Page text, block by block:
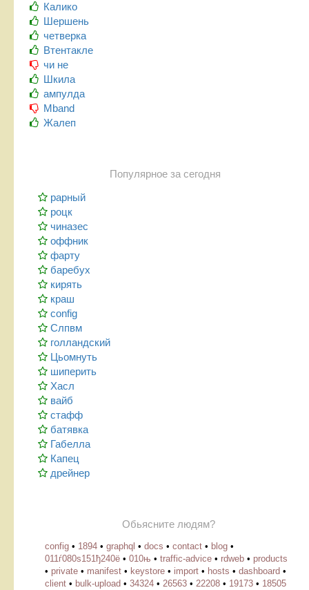
Калико
Шершень
четверка
Втентакле
чи не
Шкила
ампулда
Mband
Жалеп
Популярное за сегодня
рарный
роцк
чиназес
оффник
фарту
баребух
кирять
краш
config
Слпвм
голландский
Цьомнуть
шиперить
Хасл
вайб
стафф
батявка
Габелла
Капец
дрейнер
Обьясните людям?
config • 1894 • graphql • docs • contact • blog •
011ѓ080ѕ151ђ240ё • 010њ • traffic-advice • rdweb • products
• private • manifest • keystore • import • hosts • dashboard •
client • bulk-upload • 34324 • 26563 • 22208 • 19173 • 18505